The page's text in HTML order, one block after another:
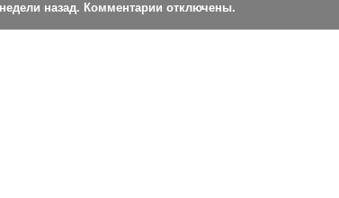
назад. Комментарии отключены.